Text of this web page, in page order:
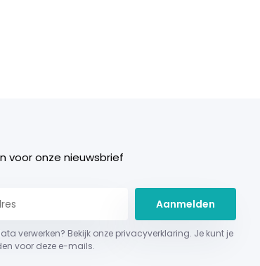
voor onze nieuwsbrief
Aanmelden
verwerken? Bekijk onze privacyverklaring. Je kunt je
voor deze e-mails.